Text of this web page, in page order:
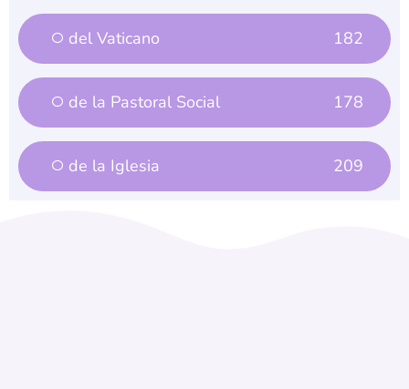
del Vaticano 182
de la Pastoral Social 178
de la Iglesia 209